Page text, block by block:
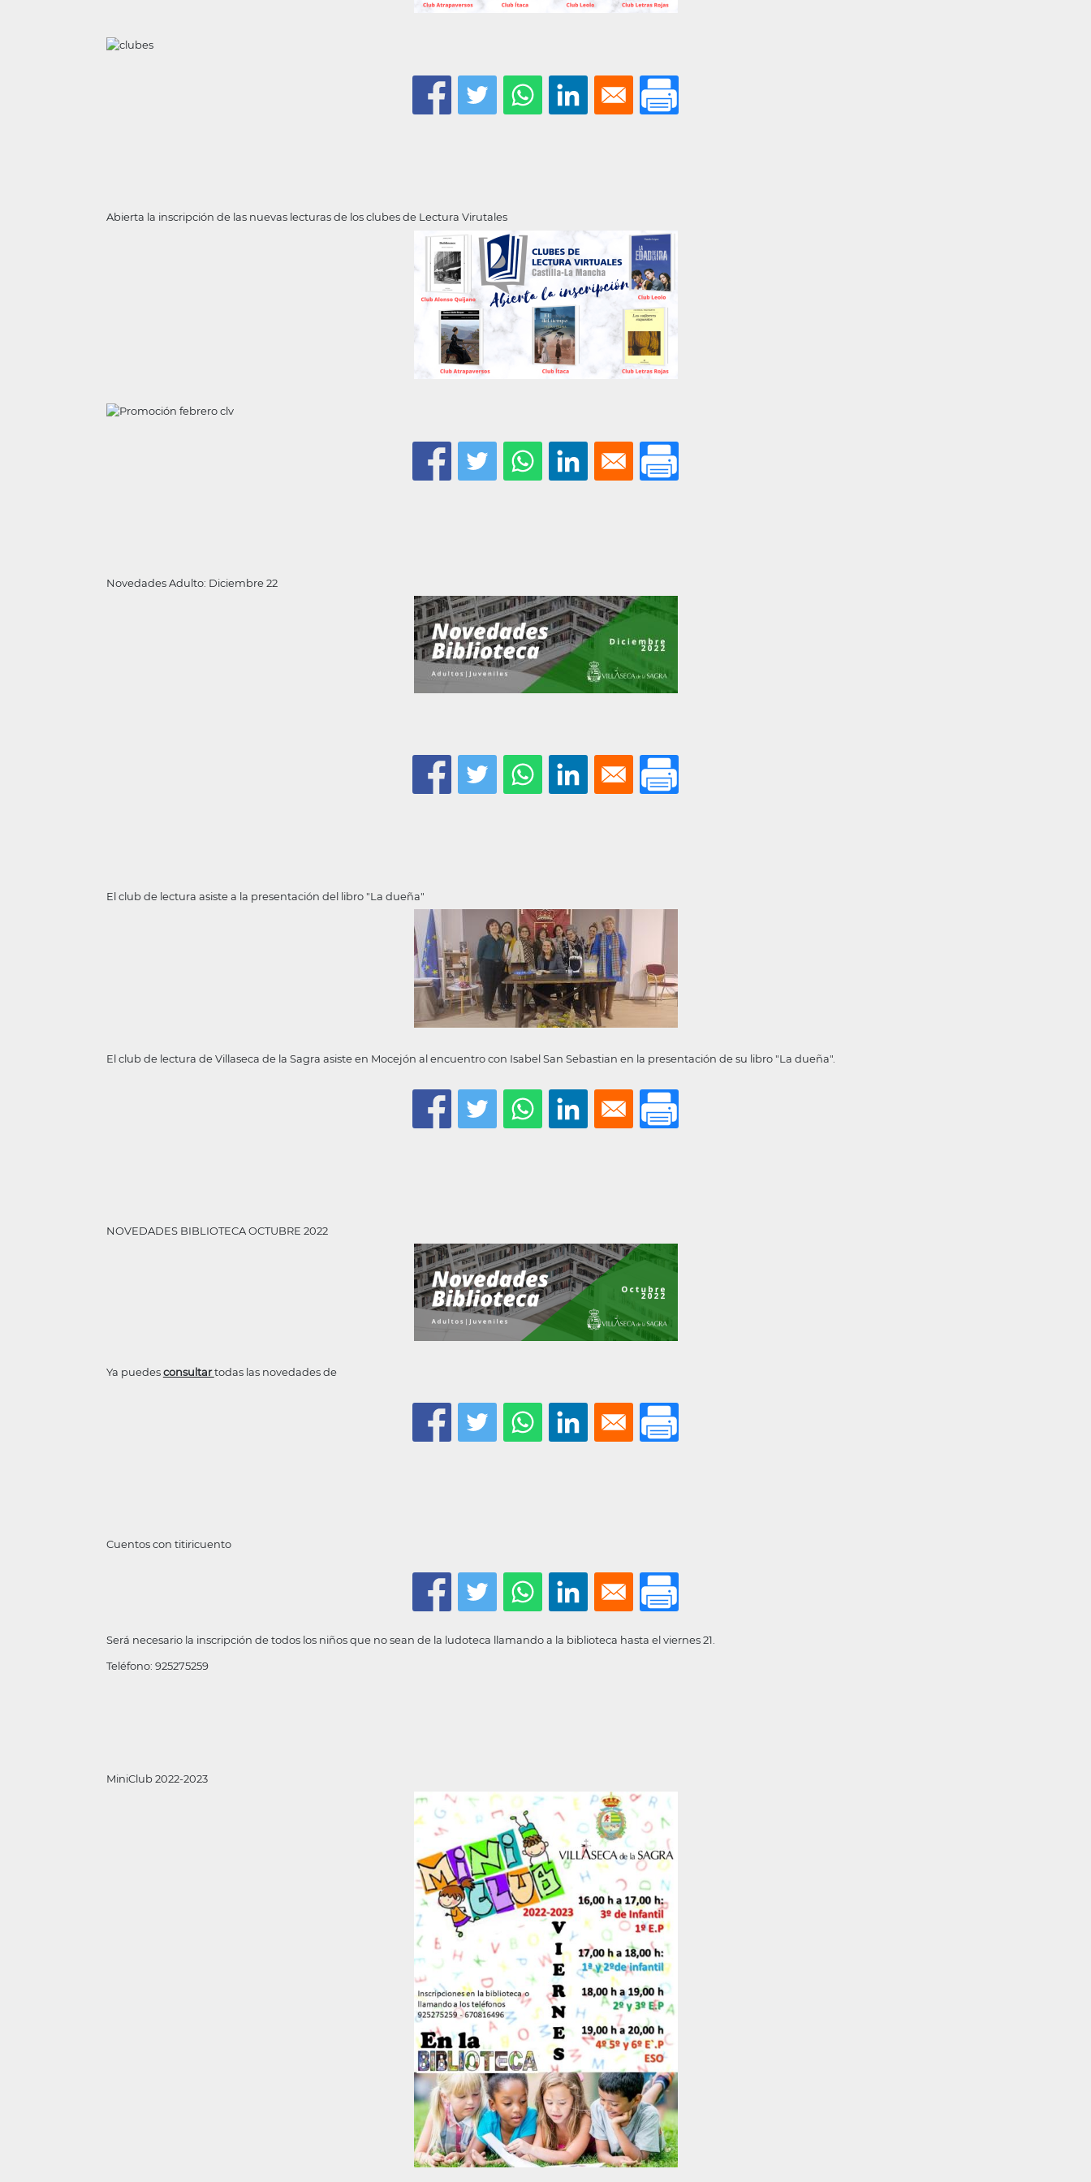
Abierta la inscripción de las nuevas lecturas de los clubes de Lectura Virutales
Novedades Adulto: Diciembre 22
El club de lectura asiste a la presentación del libro "La dueña"
El club de lectura de Villaseca de la Sagra asiste en Mocejón al encuentro con Isabel San Sebastian en la presentación de su libro "La dueña".
NOVEDADES BIBLIOTECA OCTUBRE 2022
Ya puedesconsultartodas las novedades de
Cuentos con titiricuento
Será necesario la inscripción de todos los niños que no sean de la ludoteca llamando a la biblioteca hasta el viernes 21.
Teléfono: 925275259
MiniClub 2022-2023